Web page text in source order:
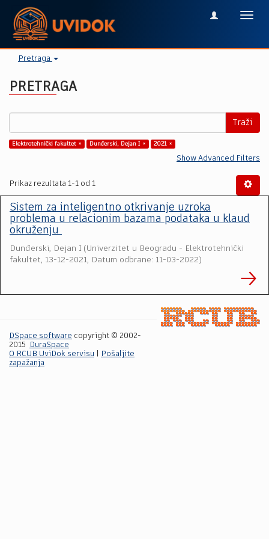
Pretraga
PRETRAGA
Traži
Elektrotehnički fakultet × Dunđerski, Dejan I × 2021 ×
Show Advanced Filters
Prikaz rezultata 1-1 od 1
Sistem za inteligentno otkrivanje uzroka
problema u relacionim bazama podataka u klaud
okruženju
Dunđerski, Dejan I (Univerzitet u Beogradu - Elektrotehnički
fakultet, 13-12-2021, Datum odbrane: 11-03-2022)
DSpace software copyright © 2002-
2015
DuraSpace
O RCUB UviDok servisu
Pošaljite
zapažanja